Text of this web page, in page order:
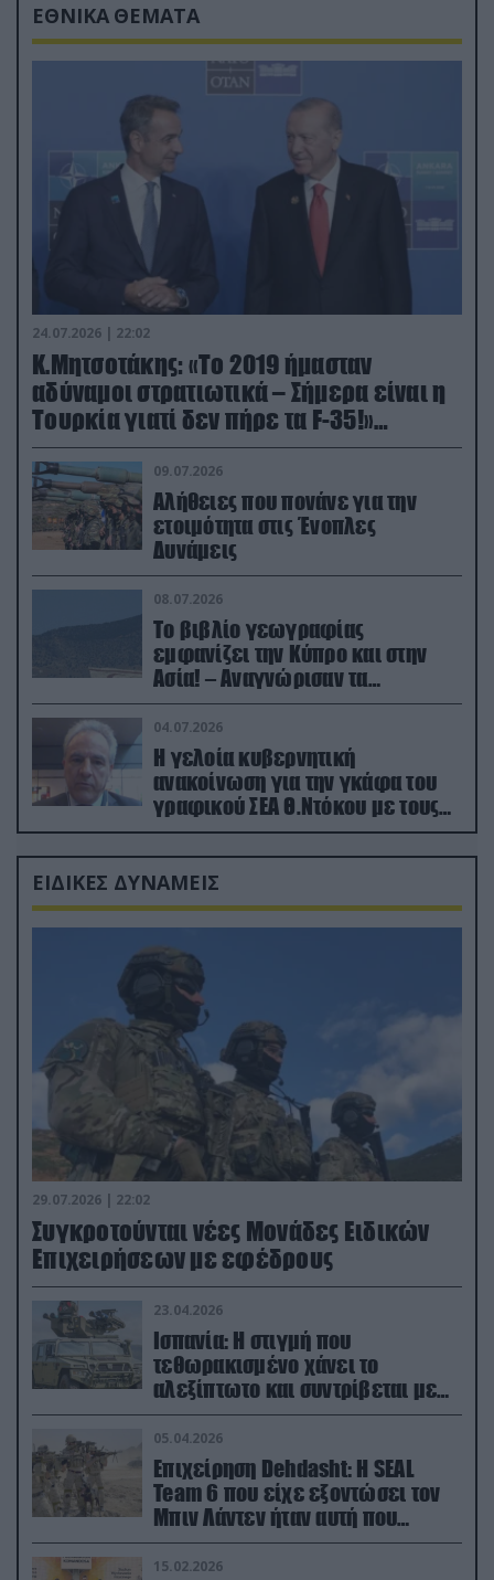
ΕΘΝΙΚΑ ΘΕΜΑΤΑ
24.07.2026 | 22:02
Κ.Μητσοτάκης: «Το 2019 ήμασταν
αδύναμοι στρατιωτικά – Σήμερα είναι η
Τουρκία γιατί δεν πήρε τα F-35!»
(βίντεο)
09.07.2026
Αλήθειες που πονάνε για την
ετοιμότητα στις Ένοπλες
Δυνάμεις
08.07.2026
Το βιβλίο γεωγραφίας
εμφανίζει την Κύπρο και στην
Ασία! – Αναγνώρισαν τα
κατεχόμενα; (φωτο)
04.07.2026
Η γελοία κυβερνητική
ανακοίνωση για την γκάφα του
γραφικού ΣΕΑ Θ.Ντόκου με τους
Ρώσους φαρσέρ
ΕΙΔΙΚΕΣ ΔΥΝΑΜΕΙΣ
29.07.2026 | 22:02
Συγκροτούνται νέες Μονάδες Ειδικών
Επιχειρήσεων με εφέδρους
23.04.2026
Ισπανία: Η στιγμή που
τεθωρακισμένο χάνει το
αλεξίπτωτο και συντρίβεται με
ορμή στο έδαφος (βίντεο)
05.04.2026
Επιχείρηση Dehdasht: Η SEAL
Team 6 που είχε εξοντώσει τον
Μπιν Λάντεν ήταν αυτή που
διέσωσε τον πιλότο του F-15
15.02.2026